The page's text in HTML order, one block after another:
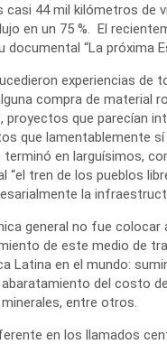
casi 44 mil kilómetros de
en un 75 %. El
documental “La próxima
experiencias
compra de material
proyectos que parecían
que lamentablemente
terminó en larguísimos,
“el tren de los pueblos
la
general no fue
de este medio de
Latina en el mundo:
del costo
entre otros.
en los llamados